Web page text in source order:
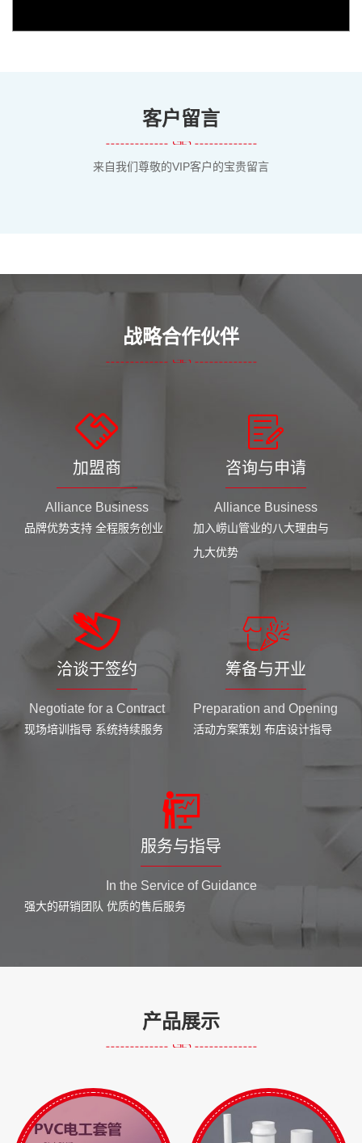
客户留言
来自我们尊敬的VIP客户的宝贵留言
战略合作伙伴
加盟商
Alliance Business
品牌优势支持 全程服务创业
咨询与申请
Alliance Business
加入崂山管业的八大理由与
九大优势
洽谈于签约
Negotiate for a Contract
现场培训指导 系统持续服务
筹备与开业
Preparation and Opening
活动方案策划 布店设计指导
服务与指导
In the Service of Guidance
强大的研销团队 优质的售后服务
产品展示